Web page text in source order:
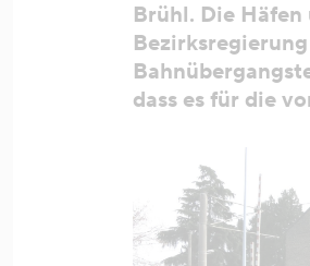
Brühl. Die
dass es für die